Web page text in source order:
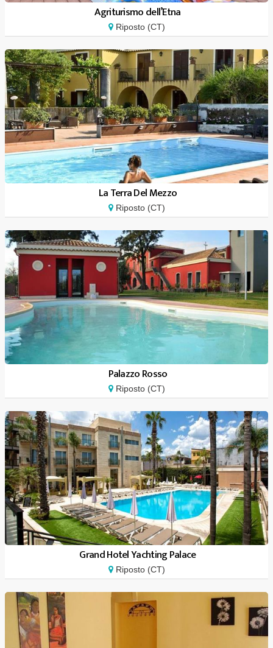
Agriturismo dell’Etna
Riposto (CT)
La Terra Del Mezzo
Riposto (CT)
Palazzo Rosso
Riposto (CT)
Grand Hotel Yachting Palace
Riposto (CT)